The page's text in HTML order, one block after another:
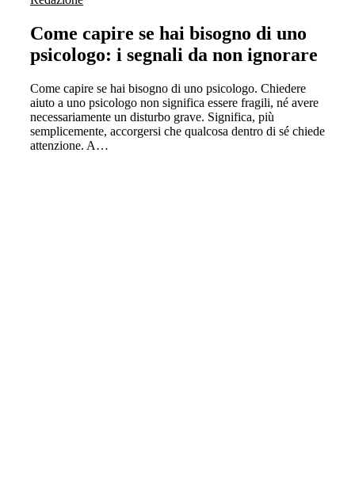
Come capire se hai bisogno di uno
psicologo: i segnali da non ignorare
Come capire se hai bisogno di uno psicologo. Chiedere
aiuto a uno psicologo non significa essere fragili, né avere
necessariamente un disturbo grave. Significa, più
semplicemente, accorgersi che qualcosa dentro di sé chiede
attenzione. A…